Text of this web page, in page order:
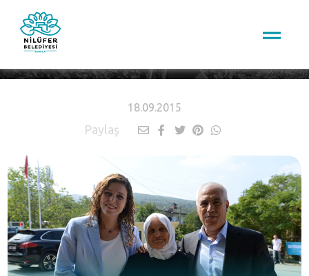
18.09.2015
Paylaş